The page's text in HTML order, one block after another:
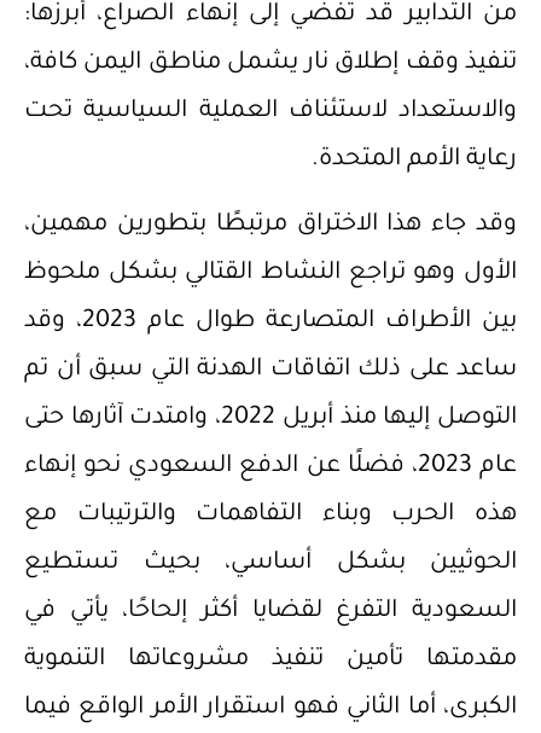
من التدابير قد تفضي إلى إنهاء الصراع، أبرزها:
تنفيذ وقف إطلاق نار يشمل مناطق اليمن كافة،
والاستعداد لاستئناف العملية السياسية تحت
رعاية الأمم المتحدة.
وقد جاء هذا الاختراق مرتبطًا بتطورين مهمين،
الأول وهو تراجع النشاط القتالي بشكل ملحوظ
بين الأطراف المتصارعة طوال عام 2023، وقد
ساعد على ذلك اتفاقات الهدنة التي سبق أن تم
التوصل إليها منذ أبريل 2022، وامتدت آثارها حتى
عام 2023، فضلًا عن الدفع السعودي نحو إنهاء
هذه الحرب وبناء التفاهمات والترتيبات مع
الحوثيين بشكل أساسي، بحيث تستطيع
السعودية التفرغ لقضايا أكثر إلحاحًا، يأتي في
مقدمتها تأمين تنفيذ مشروعاتها التنموية
الكبرى، أما الثاني فهو استقرار الأمر الواقع فيما